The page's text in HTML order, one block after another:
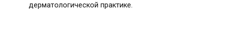
дерматологической практике.